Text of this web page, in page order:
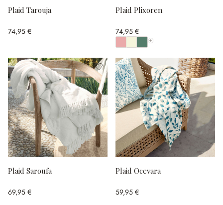
Plaid Tarouja
74,95 €
Plaid Plixoren
74,95 €
Afficher toutes les
Plaid Saroufa
69,95 €
Plaid Ocevara
59,95 €